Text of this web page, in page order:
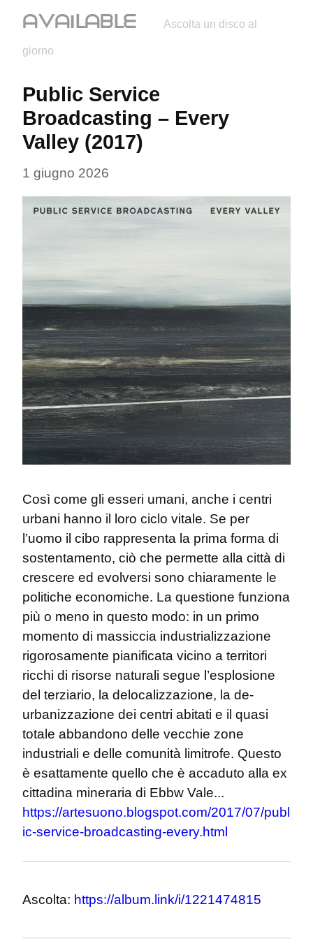
ᗩᐯᗩIᒪᗩᗷᒪᗴ Ascolta un disco al
giorno
Public Service
Broadcasting – Every
Valley (2017)
1 giugno 2026
Così come gli esseri umani, anche i centri
urbani hanno il loro ciclo vitale. Se per
l’uomo il cibo rappresenta la prima forma di
sostentamento, ciò che permette alla città di
crescere ed evolversi sono chiaramente le
politiche economiche. La questione funziona
più o meno in questo modo: in un primo
momento di massiccia industrializzazione
rigorosamente pianificata vicino a territori
ricchi di risorse naturali segue l’esplosione
del terziario, la delocalizzazione, la de-
urbanizzazione dei centri abitati e il quasi
totale abbandono delle vecchie zone
industriali e delle comunità limitrofe. Questo
è esattamente quello che è accaduto alla ex
https://artesuono.blogspot.com/2017/07/publ
ic-service-broadcasting-every.html
Ascolta: https://album.link/i/1221474815